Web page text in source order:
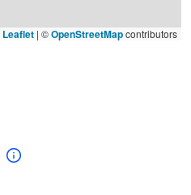
Leaflet | ©OpenStreetMapcontributors